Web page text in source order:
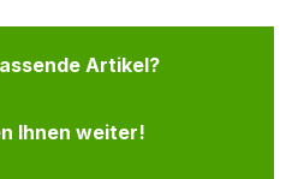
Artikel?
Ihnen weiter!